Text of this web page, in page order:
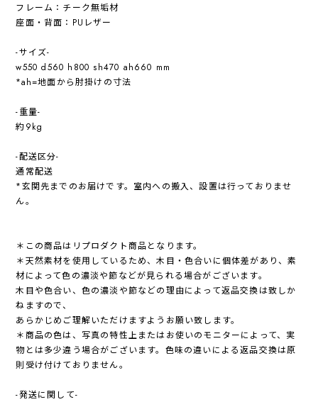
フレーム：チーク無垢材
座面・背面：PUレザー
-サイズ-
w550 d560 h800 sh470 ah660 mm
*ah=地面から肘掛けの寸法
-重量-
約9kg
-配送区分-
通常配送
*玄関先までのお届けです。室内への搬入、設置は行っておりませ
ん。
＊この商品はリプロダクト商品となります。
＊天然素材を使用しているため、木目・色合いに個体差があり、素
材によって色の濃淡や節などが見られる場合がございます。
木目や色合い、色の濃淡や節などの理由によって返品交換は致しか
ねますので、
あらかじめご理解いただけますようお願い致します。
＊商品の色は、写真の特性上またはお使いのモニターによって、実
物とは多少違う場合がございます。色味の違いによる返品交換は原
則受け付けておりません。
-発送に関して-